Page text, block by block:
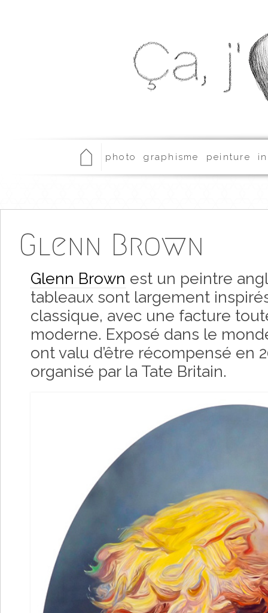
photo graphisme peinture
Glenn Brown
Glenn Brown est un peintre
tableaux sont largement
classique, avec une facture
moderne. Exposé dans le
ont valu d’être récompensé en
organisé par la Tate Britain.